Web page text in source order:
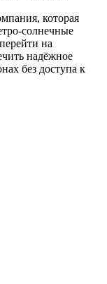
которая
на
надёжное
без доступа к